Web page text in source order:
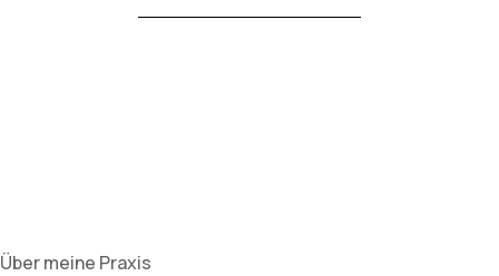
Über meine Praxis